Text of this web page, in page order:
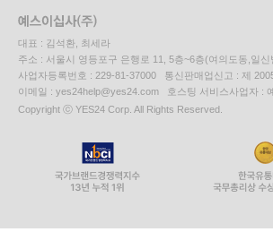
대표 : 김석환, 최세라
주소 : 서울시 영등포구 은행로 11, 5층~6층(여의도동,일신
사업자등록번호 : 229-81-37000 통신판매업신고 : 제
이메일 : yes24help@yes24.com 호스팅 서비스사업자 :
Copyright ⓒ YES24 Corp. All Rights Reserved.